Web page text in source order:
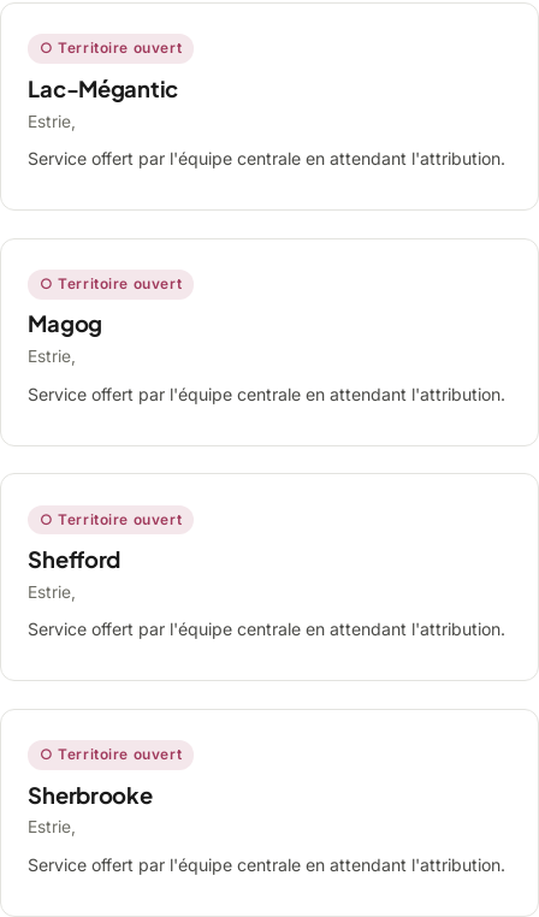
○ Territoire ouvert
Lac-Mégantic
Estrie,
Service offert par l'équipe centrale en attendant l'attribution.
○ Territoire ouvert
Magog
Estrie,
Service offert par l'équipe centrale en attendant l'attribution.
○ Territoire ouvert
Shefford
Estrie,
Service offert par l'équipe centrale en attendant l'attribution.
○ Territoire ouvert
Sherbrooke
Estrie,
Service offert par l'équipe centrale en attendant l'attribution.